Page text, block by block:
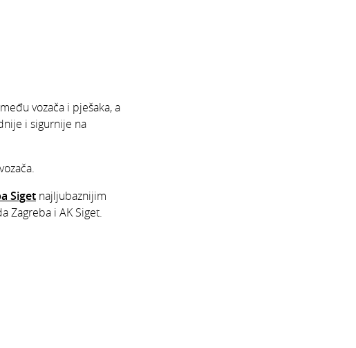
vozača i pješaka, a
i sigurnije na
Siget najljubaznijim
Zagreba i AK Siget.